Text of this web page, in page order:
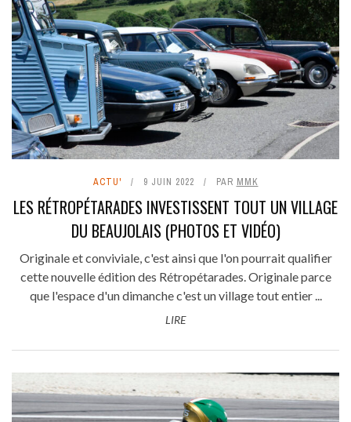
ACTU' 9 JUIN 2022 PAR MMK
LES RÉTROPÉTARADES INVESTISSENT TOUT UN VILLAGE
DU BEAUJOLAIS (PHOTOS ET VIDÉO)
Originale et conviviale, c'est ainsi que l'on pourrait qualifier
cette nouvelle édition des Rétropétarades. Originale parce
que l'espace d'un dimanche c'est un village tout entier ...
LIRE